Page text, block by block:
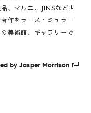
、マルニ、JINSなど世
作をラース・ミュラー
美術館、ギャラリーで
by Jasper Morrison